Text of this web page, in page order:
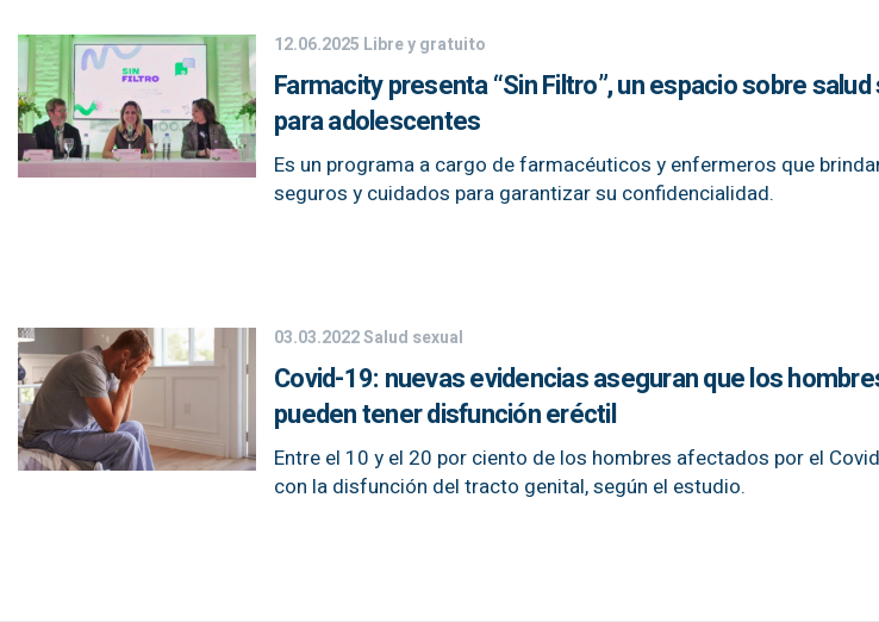
12.06.2025 Libre y gratuito
Farmacity presenta “Sin Filtro”, un espacio sobre
para adolescentes
Es un programa a cargo de farmacéuticos y enfermeros que
seguros y cuidados para garantizar su confidencialidad.
03.03.2022Salud sexual
Covid-19: nuevas evidencias aseguran que los
pueden tener disfunción eréctil
Entre el 10 y el 20 por ciento de los hombres afectados por el
con la disfunción del tracto genital, según el estudio.